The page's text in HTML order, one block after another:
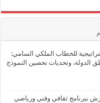
للخطاب الملكي السامي:
الدولة، وتحديات تحصين النموذج
ببرنامج ثقافي وفني ورياضي